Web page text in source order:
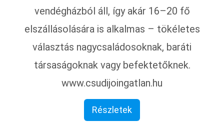
vendégházból áll, így akár 16–20 fő
elszállásolására is alkalmas – tökéletes
választás nagycsaládosoknak, baráti
társaságoknak vagy befektetőknek.
www.csudijoingatlan.hu
Részletek